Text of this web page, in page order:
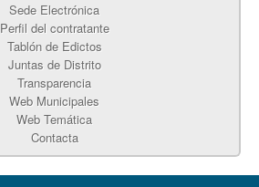
Sede Electrónica
Perfil del contratante
Tablón de Edictos
Juntas de Distrito
Transparencia
Web Municipales
Web Temática
Contacta